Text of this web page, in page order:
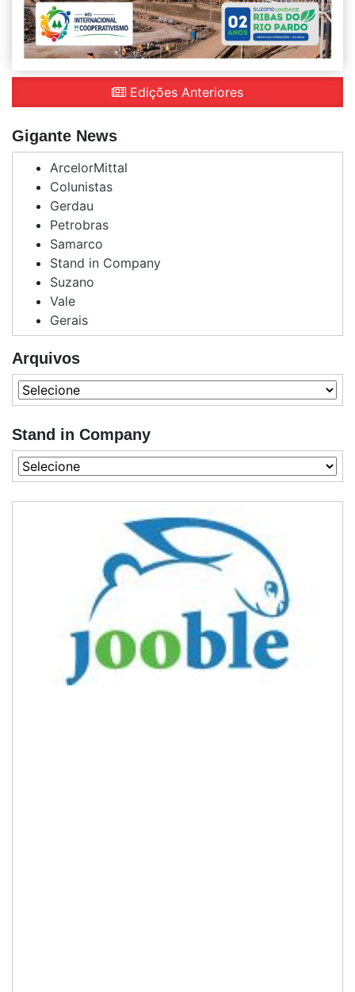
Edições Anteriores
Gigante News
ArcelorMittal
Colunistas
Gerdau
Petrobras
Samarco
Stand in Company
Suzano
Vale
Gerais
Arquivos
Stand in Company